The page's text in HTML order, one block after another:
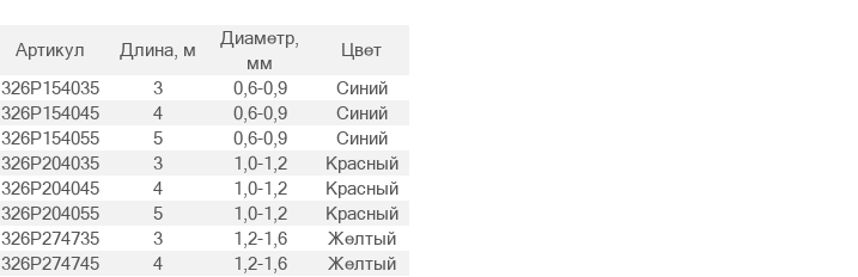
Артикул Длина, м
Диаметр,
мм
Цвет
326P154035
3 0,6-0,9
Синий
326P154045
4 0,6-0,9
Синий
326P154055
5 0,6-0,9
Синий
326P204035
3 1,0-1,2
Красный
326P204045
4 1,0-1,2
Красный
326P204055
5 1,0-1,2
Красный
326P274735
3 1,2-1,6
Желтый
326P274745
4 1,2-1,6
Желтый